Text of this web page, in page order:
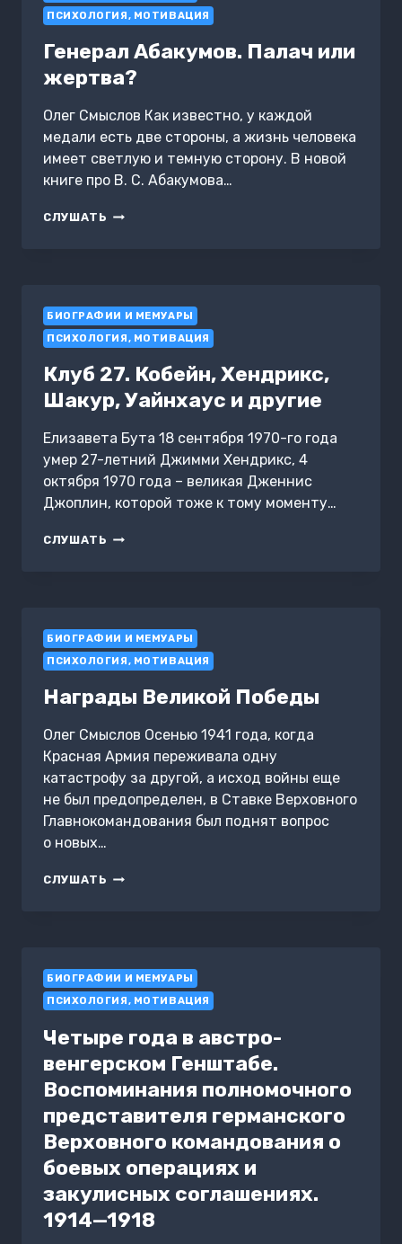
ПСИХОЛОГИЯ, МОТИВАЦИЯ
Генерал Абакумов. Палач или
жертва?
Олег Смыслов Как известно, у каждой
медали есть две стороны, а жизнь человека
имеет светлую и темную сторону. В новой
книге про В. С. Абакумова…
СЛУШАТЬ ГЕНЕРАЛ
БИОГРАФИИ И МЕМУАРЫ
ПСИХОЛОГИЯ, МОТИВАЦИЯ
Клуб 27. Кобейн, Хендрикс,
Шакур, Уайнхаус и другие
Елизавета Бута 18 сентября 1970-го года
умер 27-летний Джимми Хендрикс, 4
октября 1970 года – великая Дженнис
Джоплин, которой тоже к тому моменту…
СЛУШАТЬ КЛУБ
И
ДРУГИЕ
БИОГРАФИИ И МЕМУАРЫ
ПСИХОЛОГИЯ, МОТИВАЦИЯ
Награды Великой Победы
Олег Смыслов Осенью 1941 года, когда
Красная Армия переживала одну
катастрофу за другой, а исход войны еще
не был предопределен, в Ставке Верховного
Главнокомандования был поднят вопрос
о новых…
СЛУШАТЬ НАГРАДЫ
БИОГРАФИИ И МЕМУАРЫ
ПСИХОЛОГИЯ, МОТИВАЦИЯ
Четыре года в австро-
венгерском Генштабе.
Воспоминания полномочного
представителя германского
Верховного командования о
боевых операциях и
закулисных соглашениях.
1914—1918